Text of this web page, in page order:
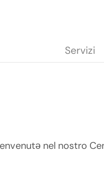
Servizi
nel nostro